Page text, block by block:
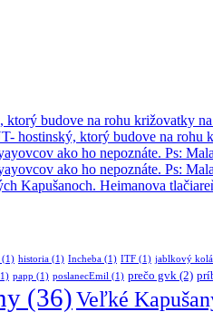
budove na rohu križovatky
hostinský, ktorý budove na rohu
ako ho nepoznáte. Ps:
ako ho nepoznáte. Ps:
Kapušanoch. Heimanova
(1) historia (1) Incheba (1) ITF (1) jablkový
papp (1) poslanecEmil (1) prečo gvk (2)
(36)Veľké